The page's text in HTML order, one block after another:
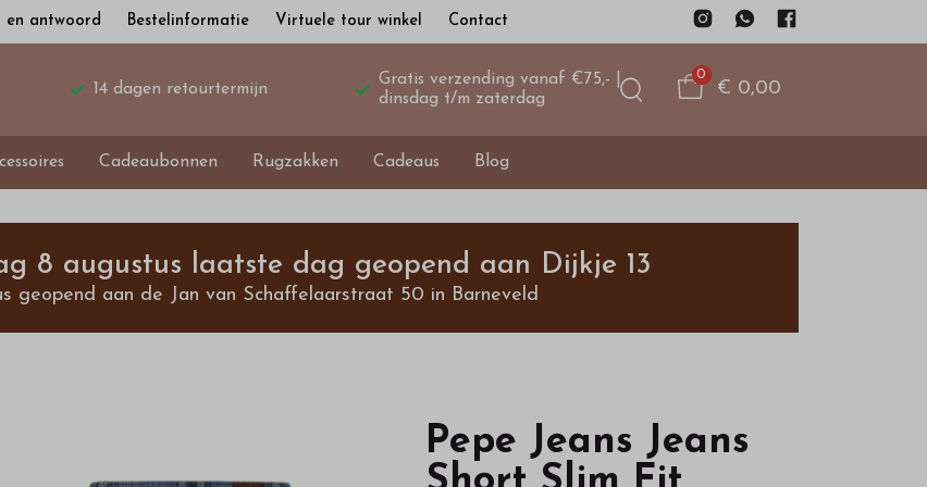
en antwoord Bestelinformatie Virtuele tour winkel Contact
14 dagen retourtermijn
Gratis verzending vanaf €75,- |
dinsdag t/m zaterdag
0
€ 0,00
Cadeaubonnen Rugzakken Cadeaus Blog
8 augustus laatste dag geopend aan Dijkje 13
geopend aan de Jan van Schaffelaarstraat 50 in Barneveld
Pepe Jeans Jeans